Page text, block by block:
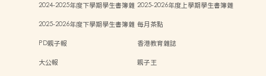
2024-2025年度下學期學生書簿雜 2025-2026年度上學期學生書簿雜
2025-2026年度下學期學生書簿雜 每月茶點
PD親子報
香港教育雜誌
大公報
親子王